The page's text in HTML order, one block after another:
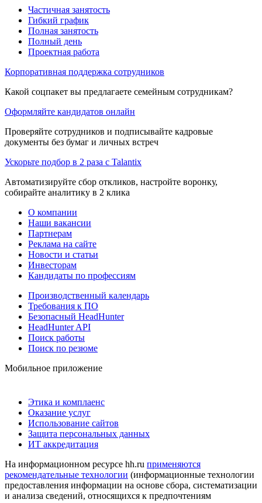
Частичная занятость
Гибкий график
Полная занятость
Полный день
Проектная работа
Корпоративная поддержка сотрудников
Какой соцпакет вы предлагаете семейным сотрудникам?
Оформляйте кандидатов онлайн
Проверяйте сотрудников и подписывайте кадровые
документы без бумаг и личных встреч
Ускорьте подбор в 2 раза с Talantix
Автоматизируйте сбор откликов, настройте воронку,
собирайте аналитику в 2 клика
О компании
Наши вакансии
Партнерам
Реклама на сайте
Новости и статьи
Инвесторам
Кандидаты по профессиям
Производственный календарь
Требования к ПО
Безопасный HeadHunter
HeadHunter API
Поиск работы
Поиск по резюме
Мобильное приложение
Этика и комплаенс
Оказание услуг
Использование сайтов
Защита персональных данных
ИТ аккредитация
На информационном ресурсе hh.ru применяются
рекомендательные технологии (информационные технологии
предоставления информации на основе сбора, систематизации
и анализа сведений, относящихся к предпочтениям